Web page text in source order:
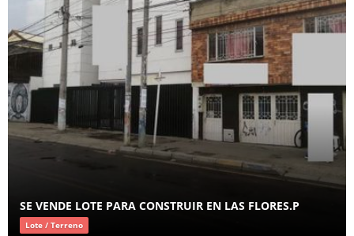
SE VENDE LOTE PARA CONSTRUIR EN LAS FLORES.P
Lote / Terreno